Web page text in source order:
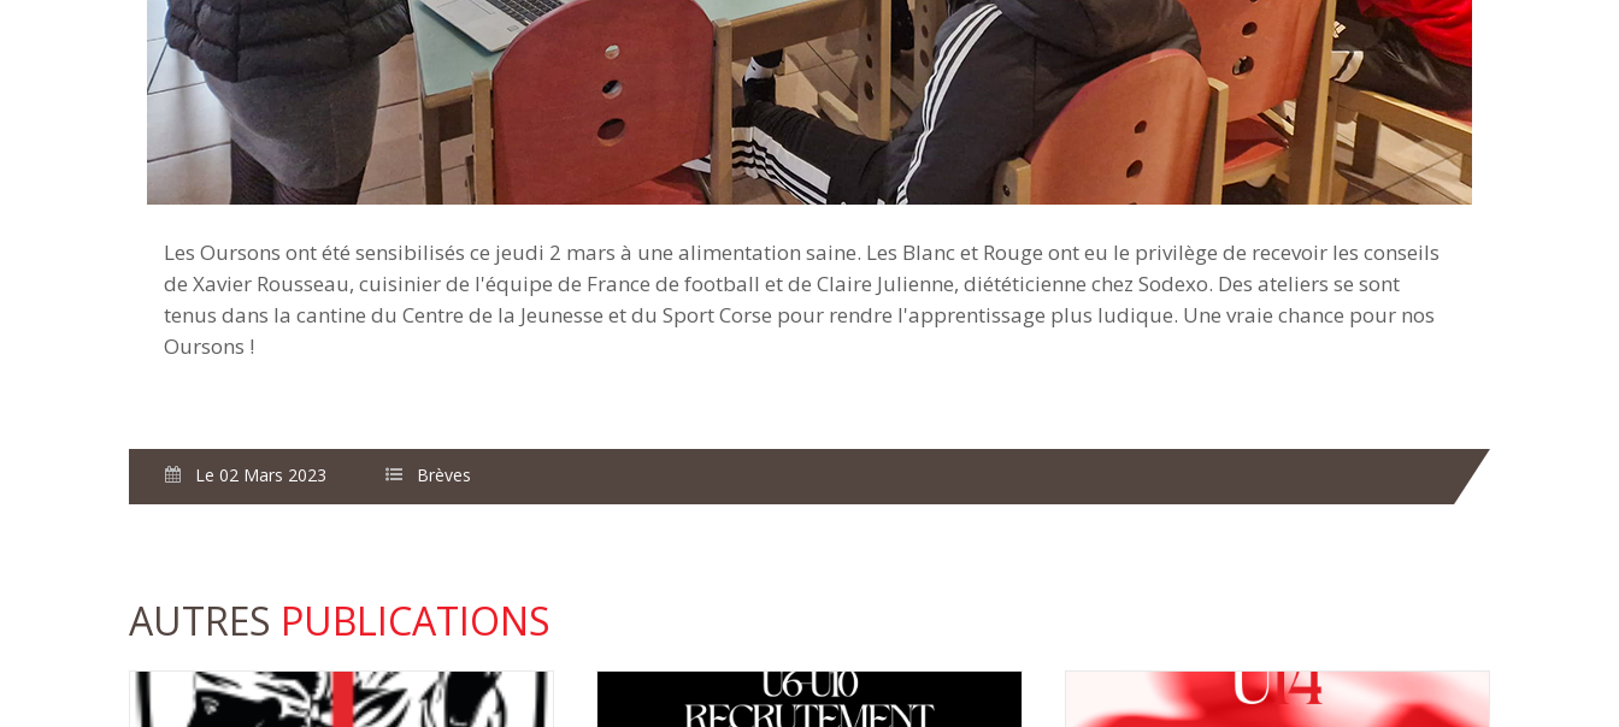
Les Oursons ont été sensibilisés ce jeudi 2 mars à une alimentation saine. Les Blanc et Rouge ont eu le privilège de recevoir les conseils
de Xavier Rousseau, cuisinier de l'équipe de France de football et de Claire Julienne, diététicienne chez Sodexo. Des ateliers se sont
tenus dans la cantine du Centre de la Jeunesse et du Sport Corse pour rendre l'apprentissage plus ludique. Une vraie chance pour nos
Oursons !
Le 02 Mars 2023 Brèves
AUTRES PUBLICATIONS